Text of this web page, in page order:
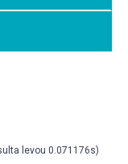
cirúrgicos
levou 0.071176s)